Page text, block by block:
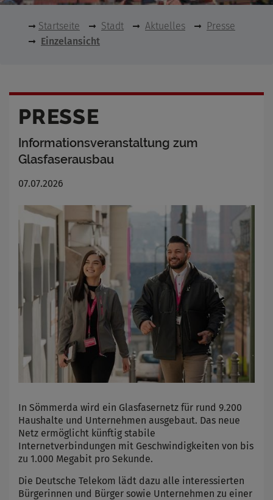
Startseite Stadt Aktuelles
Presse
Einzelansicht
PRESSE
Informationsveranstaltung zum
Glasfaserausbau
07.07.2026
In Sömmerda wird ein Glasfasernetz für rund 9.200
Haushalte und Unternehmen ausgebaut. Das neue
Netz ermöglicht künftig stabile
Internetverbindungen mit Geschwindigkeiten von bis
zu 1.000 Megabit pro Sekunde.
Die Deutsche Telekom lädt dazu alle interessierten
Bürgerinnen und Bürger sowie Unternehmen zu einer